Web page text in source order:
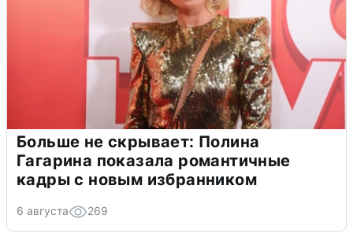
Больше не скрывает: Полина
Гагарина показала романтичные
кадры с новым избранником
6 августа 269